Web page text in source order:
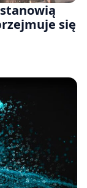
stanowią
się